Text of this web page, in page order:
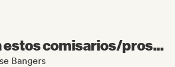
estos comisarios/pros...
Bangers